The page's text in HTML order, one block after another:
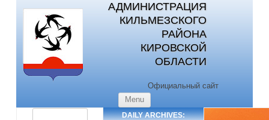
АДМИНИСТРАЦИЯ
КИЛЬМЕЗСКОГО
РАЙОНА
КИРОВСКОЙ
ОБЛАСТИ
Официальный сайт
Menu
DAILY ARCHIVES: